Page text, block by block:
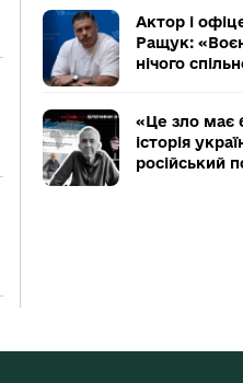
Актор і
Ращук:
нічого
«Це зло має
історія
російський